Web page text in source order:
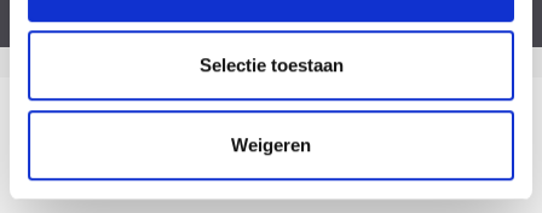
Selectie toestaan
Weigeren
Zo kan het dus ook
Waarom Landelijke Alimentatiedesk?